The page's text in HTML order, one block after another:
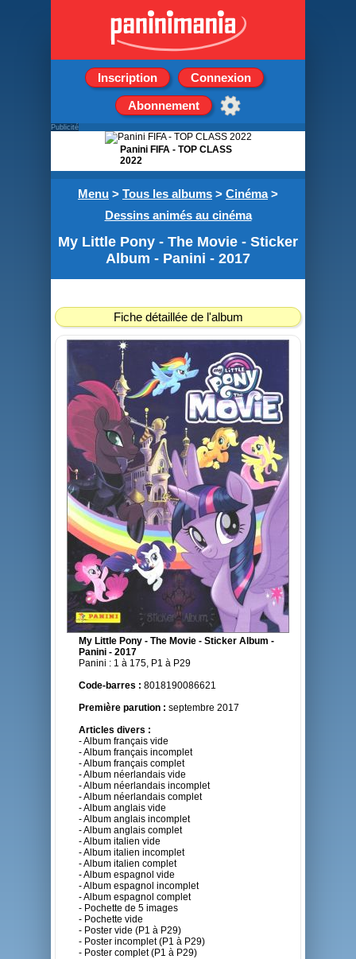
Inscription Connexion
Abonnement
Menu > Tous les albums > Cinéma>
Dessins animés au cinéma
My Little Pony - The Movie - Sticker
Album - Panini - 2017
Fiche détaillée de l'album
My Little Pony - The Movie - Sticker Album -
Panini - 2017
Panini : 1 à 175, P1 à P29
Code-barres : 8018190086621
Première parution : septembre 2017
Articles divers :
- Album français vide
- Album français incomplet
- Album français complet
- Album néerlandais vide
- Album néerlandais incomplet
- Album néerlandais complet
- Album anglais vide
- Album anglais incomplet
- Album anglais complet
- Album italien vide
- Album italien incomplet
- Album italien complet
- Album espagnol vide
- Album espagnol incomplet
- Album espagnol complet
- Pochette de 5 images
- Pochette vide
- Poster vide (P1 à P29)
- Poster incomplet (P1 à P29)
- Poster complet (P1 à P29)
Publicité
Panini FIFA - TOP CLASS
2022
5 stickers